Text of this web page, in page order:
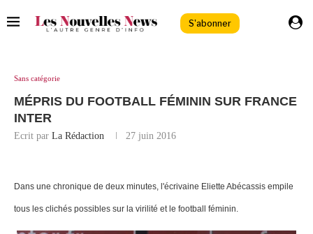
S'abonner
Sans catégorie
MÉPRIS DU FOOTBALL FÉMININ SUR FRANCE
INTER
Ecrit par La Rédaction 27 juin 2016
Dans une chronique de deux minutes, l'écrivaine Eliette Abécassis empile
tous les clichés possibles sur la virilité et le football féminin.